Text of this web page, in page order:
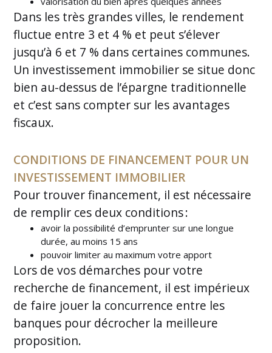
Dans les très grandes villes, le rendement
fluctue entre 3 et 4 % et peut s’élever
jusqu’à 6 et 7 % dans certaines communes.
Un investissement immobilier se situe donc
bien au-dessus de l’épargne traditionnelle
et c’est sans compter sur les avantages
fiscaux.
CONDITIONS DE FINANCEMENT POUR UN
INVESTISSEMENT IMMOBILIER
Pour trouver financement, il est nécessaire
de remplir ces deux conditions :
avoir la possibilité d’emprunter sur une longue
durée, au moins 15 ans
pouvoir limiter au maximum votre apport
Lors de vos démarches pour votre
recherche de financement, il est impérieux
de faire jouer la concurrence entre les
banques pour décrocher la meilleure
proposition.